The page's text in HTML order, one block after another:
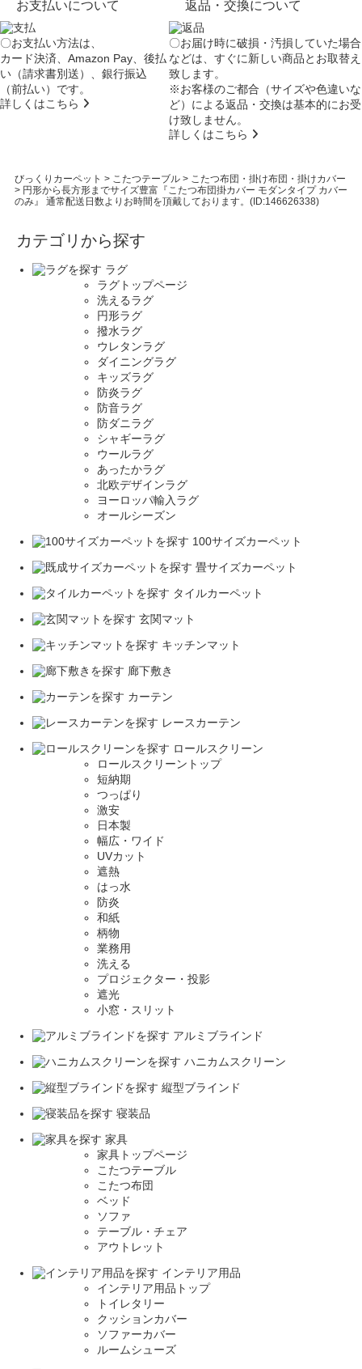
お支払いについて
〇お支払い方法は、
カード決済、Amazon Pay、後払
い（請求書別送）、銀行振込
（前払い）です。
詳しくはこちら
返品・交換について
〇お届け時に破損・汚損していた場合
などは、すぐに新しい商品とお取替え
致します。
※お客様のご都合（サイズや色違いな
ど）による返品・交換は基本的にお受
け致しません。
詳しくはこちら
びっくりカーペット > こたつテーブル> こたつ布団・掛け布団・掛けカバー
> 円形から長方形までサイズ豊富『こたつ布団掛カバー モダンタイプ カバー
のみ』 通常配送日数よりお時間を頂戴しております。(ID:146626338)
カテゴリから探す
ラグ
ラグトップページ
洗えるラグ
円形ラグ
撥水ラグ
ウレタンラグ
ダイニングラグ
キッズラグ
防炎ラグ
防音ラグ
防ダニラグ
シャギーラグ
ウールラグ
あったかラグ
北欧デザインラグ
ヨーロッパ輸入ラグ
オールシーズン
100サイズカーペット
畳サイズカーペット
タイルカーペット
玄関マット
キッチンマット
廊下敷き
カーテン
レースカーテン
ロールスクリーン
ロールスクリーントップ
短納期
つっぱり
激安
日本製
幅広・ワイド
UVカット
遮熱
はっ水
防炎
和紙
柄物
業務用
洗える
プロジェクター・投影
遮光
小窓・スリット
アルミブラインド
ハニカムスクリーン
縦型ブラインド
寝装品
家具
家具トップページ
こたつテーブル
こたつ布団
ベッド
ソファ
テーブル・チェア
アウトレット
インテリア用品
インテリア用品トップ
トイレタリー
クッションカバー
ソファーカバー
ルームシューズ